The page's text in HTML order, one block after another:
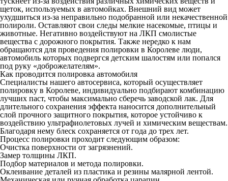
щеток, используемых в автомойках. Внешний вид может
ухудшиться из-за неправильно подобранной или некачественной
полироли. Оставляют свои следы мелкие насекомые, птицы и
животные. Негативно воздействуют на ЛКП смолистые
вещества с дорожного покрытия. Также нередко к нам
обращаются для проведения полировки в Королеве люди,
автомобиль которых подвергся детским шалостям или попался
под руку «доброжелателям».
Как проводится полировка автомобиля
Специалисты нашего автосервиса, который осуществляет
полировку в Королеве, индивидуально подбирают комбинацию
лучших паст, чтобы максимально сберечь заводской лак. Для
длительного сохранения эффекта наносится дополнительный
слой прочного защитного покрытия, которое устойчиво к
воздействию ультрафиолетовых лучей и химическим веществам.
Благодаря нему блеск сохраняется от года до трех лет.
Процесс полировки проходит следующим образом:
Очистка поверхности от загрязнений.
Замер толщины ЛКП.
Подбор материалов и метода полировки.
Оклеивание деталей из пластика и резины малярной лентой.